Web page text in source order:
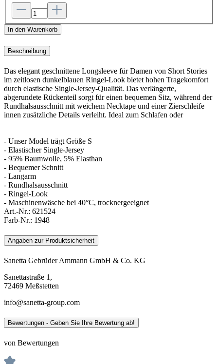
In den Warenkorb
Beschreibung
Das elegant geschnittene Longsleeve für Damen von Short Stories
im zeitlosen dunkelblauen Ringel-Look bietet hohen Tragekomfort
durch elastische Single-Jersey-Qualität. Das verlängerte,
abgerundete Rückenteil sorgt für einen bequemen Sitz, während der
Rundhalsausschnitt mit weichem Necktape und einer Zierschleife
innen zusätzliche Details verleiht. Ideal zum Schlafen oder
- Unser Model trägt Größe S
- Elastischer Single-Jersey
- 95% Baumwolle, 5% Elasthan
- Bequemer Schnitt
- Langarm
- Rundhalsausschnitt
- Ringel-Look
- Maschinenwäsche bei 40°C, trocknergeeignet
Art.-Nr.: 621524
Farb-Nr.: 1948
Angaben zur Produktsicherheit
Sanetta Gebrüder Ammann GmbH & Co. KG
Sanettastraße 1,
72469 Meßstetten
info@sanetta-group.com
Bewertungen - Geben Sie Ihre Bewertung ab!
von Bewertungen